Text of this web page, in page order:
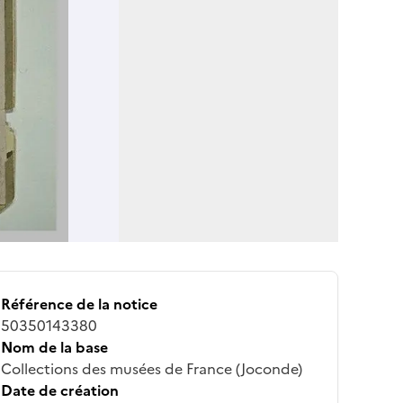
Référence de la notice
50350143380
Nom de la base
Collections des musées de France (Joconde)
Date de création